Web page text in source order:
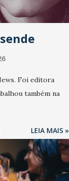
Foi editora
também na
LEIA MAIS »